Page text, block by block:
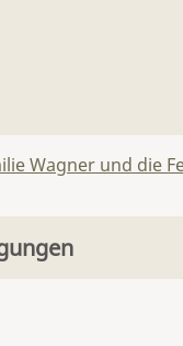
Wagner und die